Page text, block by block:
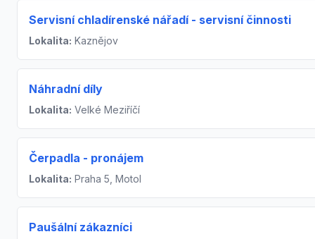
Servisní chladírenské nářadí - servisní činnosti
Lokalita: Kaznějov
Náhradní díly
Lokalita: Velké Meziříčí
Čerpadla - pronájem
Lokalita: Praha 5, Motol
Paušální zákazníci